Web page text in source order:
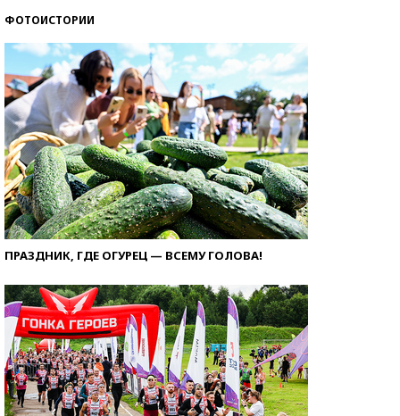
ФОТОИСТОРИИ
ПРАЗДНИК, ГДЕ ОГУРЕЦ — ВСЕМУ ГОЛОВА!